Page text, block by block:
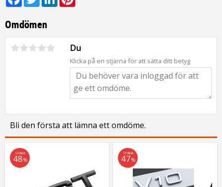
Omdömen
Du
Klicka på en stjärna för att sätta ditt betyg
Bli den första att lämna ett omdöme.
SPARA
48%
SPARA
47%